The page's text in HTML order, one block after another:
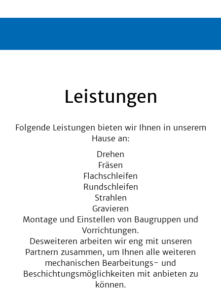
Leistungen
Folgende Leistungen bieten wir Ihnen in unserem
Hause an:
Drehen
Fräsen
Flachschleifen
Rundschleifen
Strahlen
Gravieren
Montage und Einstellen von Baugruppen und
Vorrichtungen.
Desweiteren arbeiten wir eng mit unseren
Partnern zusammen, um Ihnen alle weiteren
mechanischen Bearbeitungs- und
Beschichtungsmöglichkeiten mit anbieten zu
können.